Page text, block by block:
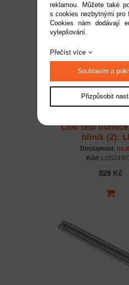
1 859 Kč
Losi tělo
hliník (2):
Dostupnost: na
Kód:
829 Kč
reklamou. Můžete také
s cookies nezbytnými pro
Cookies nám dodávají
vylepšování.
Přečíst více
Souhlasím a
Přizpůsobit